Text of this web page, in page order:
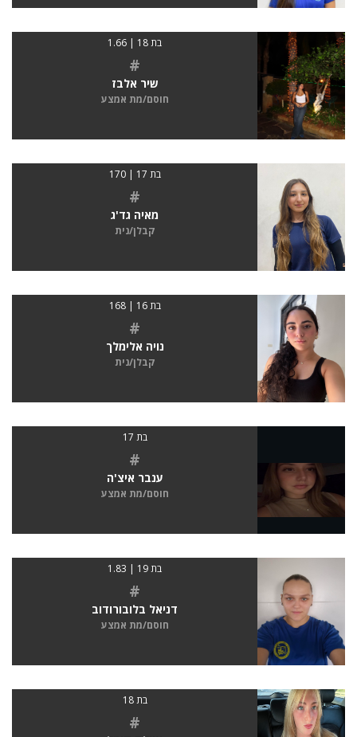
בת 18 | 1.66
#
שיר אלבז
חוסם/מת אמצע
בת 17 | 170
#
מאיה גד'ג
קבלן/נית
בת 16 | 168
#
נויה אלימלך
קבלן/נית
בת 17
#
ענבר איצ'ה
חוסם/מת אמצע
בת 19 | 1.83
#
דניאל בלובורודוב
חוסם/מת אמצע
בת 18
#